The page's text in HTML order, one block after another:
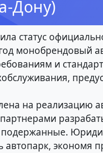
Дону)
статус
монобрендовый
и
на
автопарк, экономя